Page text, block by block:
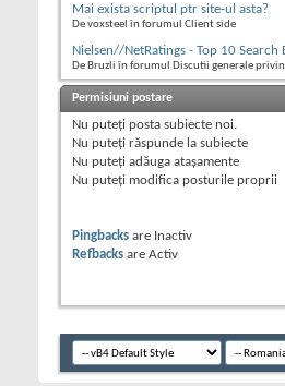
Mai exista scriptul ptr site-ul asta?
De voxsteel în forumul Client side
Nielsen//NetRatings - Top 10 Search
De Bruzli în forumul Discutii generale
Permisiuni postare
Nu puteţi posta subiecte noi.
Nu puteţi răspunde la subiecte
Nu puteţi adăuga ataşamente
Nu puteţi modifica posturile proprii
Pingbacks are Inactiv
Refbacks are Activ